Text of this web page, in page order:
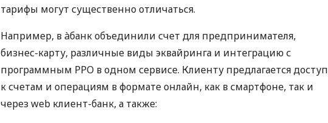
тарифы могут существенно отличаться.
Например, в àбанк объединили счет для предпринимателя,
бизнес-карту, различные виды эквайринга и интеграцию с
программным РРО в одном сервисе. Клиенту предлагается доступ
к счетам и операциям в формате онлайн, как в смартфоне, так и
через web клиент-банк, а также: